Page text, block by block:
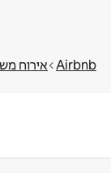
Airbnb אירוח